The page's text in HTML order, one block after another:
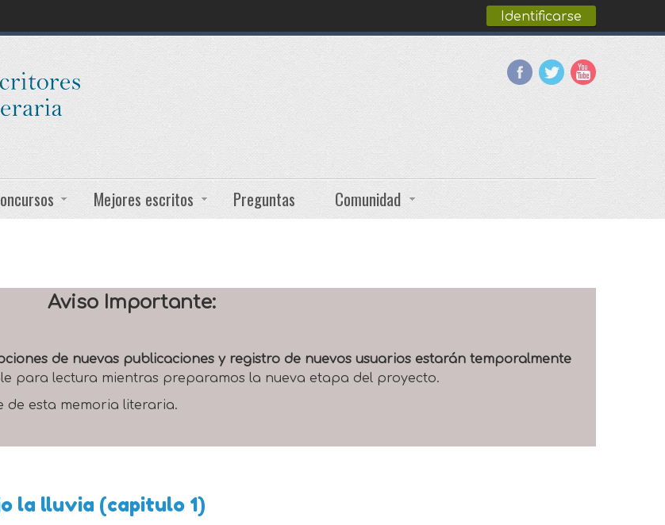
Identificarse
Mejores escritos Preguntas Comunidad
Aviso Importante:
de nuevas publicaciones y registro de nuevos usuarios estarán temporalmente
para lectura mientras preparamos la nueva etapa del proyecto.
esta memoria literaria.
la lluvia (capitulo 1)